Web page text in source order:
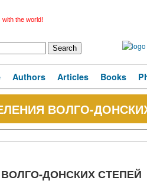
the world!
Authors Articles Books
ВОЛГО-
ДОНСКИХ СТЕПЕЙ